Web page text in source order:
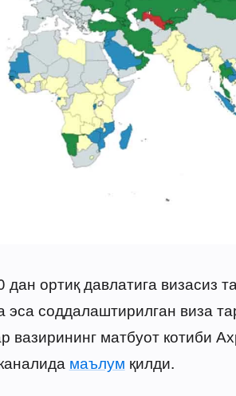
ортиқ давлатига визасиз
соддалаштирилган виза
матбуот котиби
маълум қилди.